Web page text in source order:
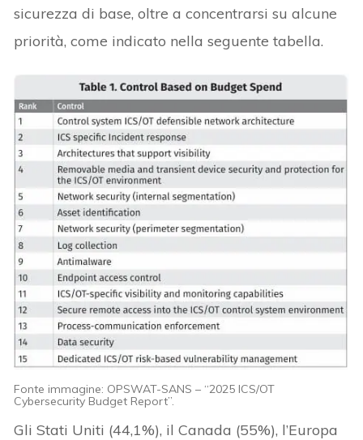
sicurezza di base, oltre a concentrarsi su alcune
priorità, come indicato nella seguente tabella.
Fonte immagine: OPSWAT-SANS – “2025 ICS/OT
Cybersecurity Budget Report”.
Gli Stati Uniti (44,1%), il Canada (55%), l’Europa